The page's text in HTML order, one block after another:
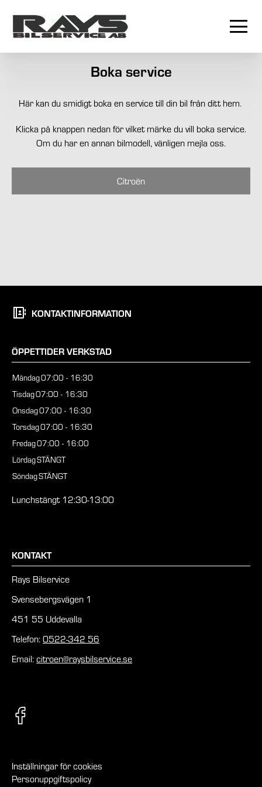
Boka service
Här kan du smidigt boka en service till din bil från ditt hem.
Klicka på knappen nedan för vilket märke du vill boka service.
Om du har en annan bilmodell, vänligen mejla oss.
Citroën
KONTAKTINFORMATION
ÖPPETTIDER VERKSTAD
Måndag07:00 - 16:30
Tisdag07:00 - 16:30
Onsdag07:00 - 16:30
Torsdag07:00 - 16:30
Fredag07:00 - 16:00
LördagSTÄNGT
SöndagSTÄNGT
Lunchstängt 12:30-13:00
KONTAKT
Rays Bilservice
Svensebergsvägen 1
451 55 Uddevalla
Telefon: 0522-342 56
Email: citroen@raysbilservice.se
Inställningar för cookies
Personuppgiftspolicy